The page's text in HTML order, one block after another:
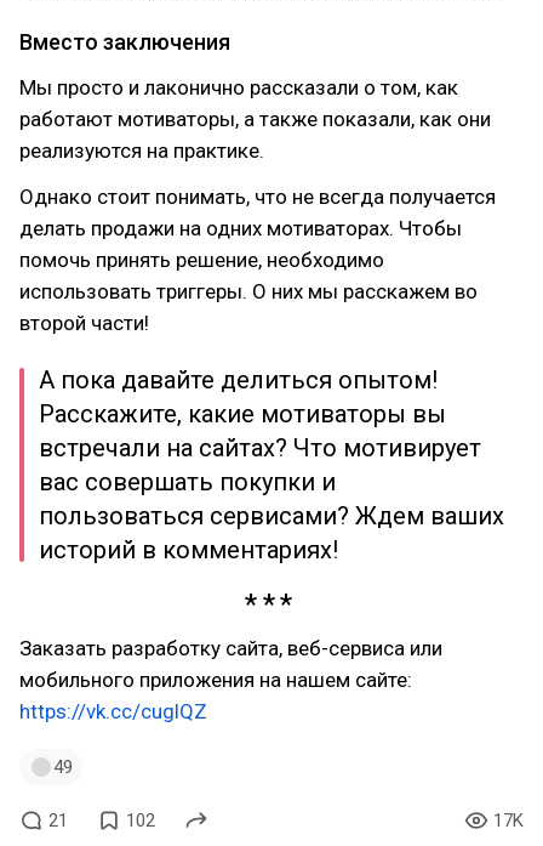
Вместо заключения
Мы просто и лаконично рассказали о том, как
работают мотиваторы, а также показали, как они
реализуются на практике.
Однако стоит понимать, что не всегда получается
делать продажи на одних мотиваторах. Чтобы
помочь принять решение, необходимо
использовать триггеры. О них мы расскажем во
второй части!
А пока давайте делиться опытом!
Расскажите, какие мотиваторы вы
встречали на сайтах? Что мотивирует
вас совершать покупки и
пользоваться сервисами? Ждем ваших
историй в комментариях!
Заказать разработку сайта, веб-сервиса или
мобильного приложения на нашем сайте:
https://vk.cc/cuglQZ
49
21 102 17K